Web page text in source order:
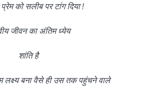
को सलीब पर टांग दिया !
जीवन का अंतिम ध्येय
शांति है
लक्ष्य बना वैसे ही उस तक पहुंचने वाले